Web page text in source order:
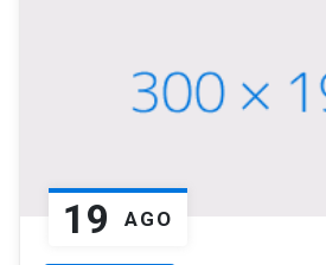
19 AGO